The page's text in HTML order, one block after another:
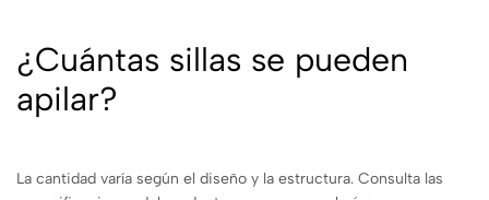
¿Cuántas sillas se pueden
apilar?
La cantidad varía según el diseño y la estructura. Consulta las